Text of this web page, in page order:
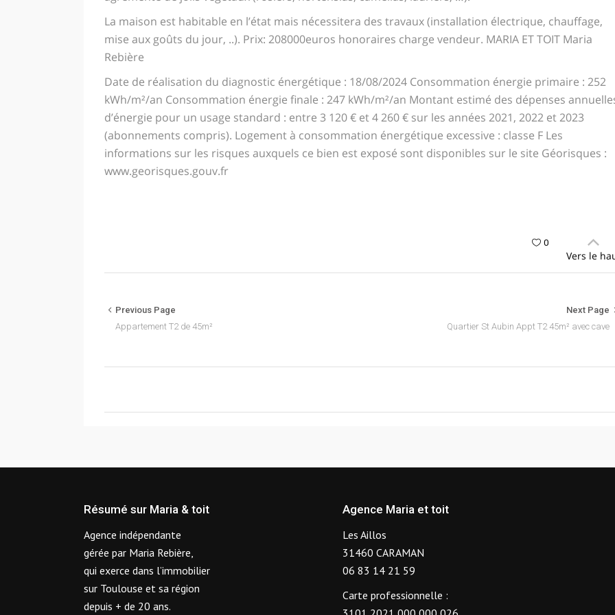
La maison est habitable en l’état mais nécessitera des travaux (installation électrique, chauffage,
mise aux goûts du jour, ..). Prix: 208000euros honoraires charge vendeur. MARIA ET TOIT Maria
Rebière
Date de réalisation du diagnostic énergétique : 18/08/2024 Consommation énergie primaire : 252
kWh/m²/an Consommation énergie finale : 247 kWh/m²/an Montant estimé des dépenses
d’énergie pour un usage standard : entre 3 120 € et 4 260 € sur les années 2021, 2022 et 2023
(abonnements compris). Logement à consommation énergétique excessive : classe F Les
informations sur les risques auxquels ce bien est exposé sont disponibles sur le site Géorisques :
www.georisques.gouv.fr
Vers le
0
Previous Page
Appartement T2 de 45m²
Next Page
Quartier St Aubin Appt T2 45m² avec cave
Résumé sur Maria & toit
Agence indépendante
gérée par Maria Rebière,
qui exerce dans l’immobilier
sur Toulouse et sa région
depuis + de 20 ans.
Agence Maria et toit
Les Aillos
31460 CARAMAN
06 83 14 21 59
Carte professionnelle :